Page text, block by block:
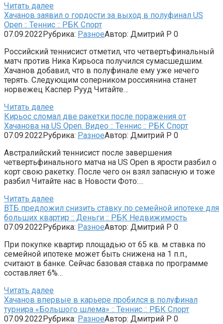
Читать далее
Хачанов заявил о гордости за выход в полуфинал US
Open :: Теннис :: РБК Спорт
07.09.2022Рубрика: РазноеАвтор: Дмитрий Р 0
Российский теннисист отметил, что четвертьфинальный
матч против Ника Кирьоса получился сумасшедшим.
Хачанов добавил, что в полуфинале ему уже нечего
терять. Следующим соперником россиянина станет
норвежец Каспер Рууд Читайте…
Читать далее
Кирьос сломал две ракетки после поражения от
Хачанова на US Open. Видео :: Теннис :: РБК Спорт
07.09.2022Рубрика: РазноеАвтор: Дмитрий Р 0
Австралийский теннисист после завершения
четвертьфинального матча на US Open в ярости разбил о
корт свою ракетку. После чего он взял запасную и тоже
разбил Читайте нас в Новости Фото:…
Читать далее
ВТБ предложил снизить ставку по семейной ипотеке для
больших квартир :: Деньги :: РБК Недвижимость
07.09.2022Рубрика: РазноеАвтор: Дмитрий Р 0
При покупке квартир площадью от 65 кв. м ставка по
семейной ипотеке может быть снижена на 1 п.п.,
считают в банке. Сейчас базовая ставка по программе
составляет 6%…
Читать далее
Хачанов впервые в карьере пробился в полуфинал
турнира «Большого шлема» :: Теннис :: РБК Спорт
07.09.2022Рубрика: РазноеАвтор: Дмитрий Р 0